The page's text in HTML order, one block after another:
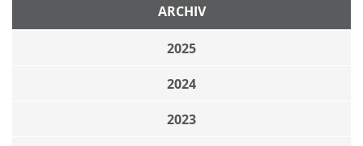
ARCHIV
2025
2024
2023